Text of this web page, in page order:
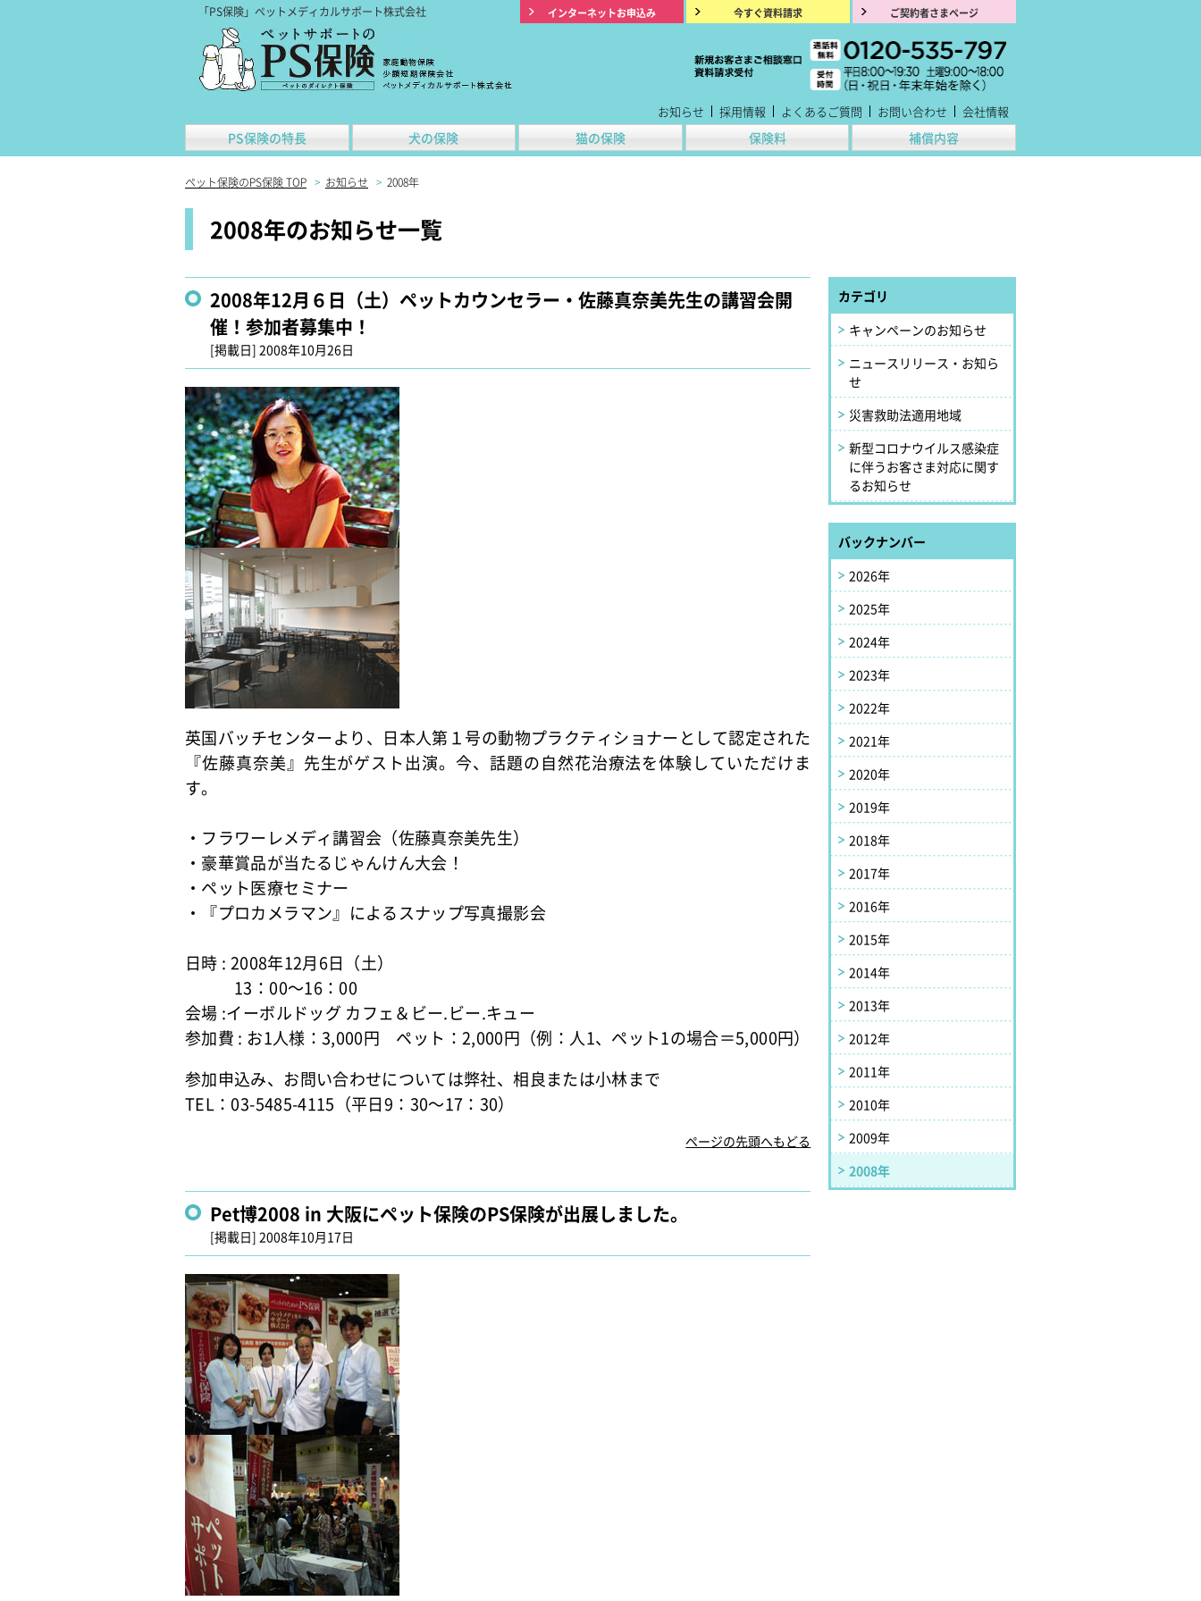
「PS保険」ペットメディカルサポート株式会社 インターネットお申込み 今すぐ資料請求 ご契約者さまページ
PS保険の特長 犬の保険 猫の保険 保険料 補償内容
お知らせ 採用情報 よくあるご質問 お問い合わせ 会社情報
ペット保険のPS保険 TOP > お知らせ > 2008年
2008年のお知らせ一覧
2008年12月６日（土）ペットカウンセラー・佐藤真奈美先生の講習会開
催！参加者募集中！
[掲載日] 2008年10月26日
英国バッチセンターより、日本人第１号の動物プラクティショナーとして認定された
『佐藤真奈美』先生がゲスト出演。今、話題の自然花治療法を体験していただけま
す。
・フラワーレメディ講習会（佐藤真奈美先生）
・豪華賞品が当たるじゃんけん大会！
・ペット医療セミナー
・『プロカメラマン』によるスナップ写真撮影会
日時 : 2008年12月6日（土）
13：00～16：00
会場 :イーボルドッグ カフェ＆ビー.ビー.キュー
参加費 : お1人様：3,000円 ペット：2,000円（例：人1、ペット1の場合＝5,000円）
参加申込み、お問い合わせについては弊社、相良または小林まで
TEL：03-5485-4115（平日9：30～17：30）
ページの先頭へもどる
Pet博2008 in 大阪にペット保険のPS保険が出展しました。
[掲載日] 2008年10月17日
カテゴリ
キャンペーンのお知らせ
ニュースリリース・お知ら
せ
災害救助法適用地域
新型コロナウイルス感染症
に伴うお客さま対応に関す
るお知らせ
バックナンバー
2026年
2025年
2024年
2023年
2022年
2021年
2020年
2019年
2018年
2017年
2016年
2015年
2014年
2013年
2012年
2011年
2010年
2009年
2008年